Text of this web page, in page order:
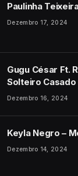
Paulinha
Dezembro 17, 2024
Gugu César Ft.
Solteiro Casado
Dezembro 16, 2024
Keyla Negro –
Dezembro 14, 2024